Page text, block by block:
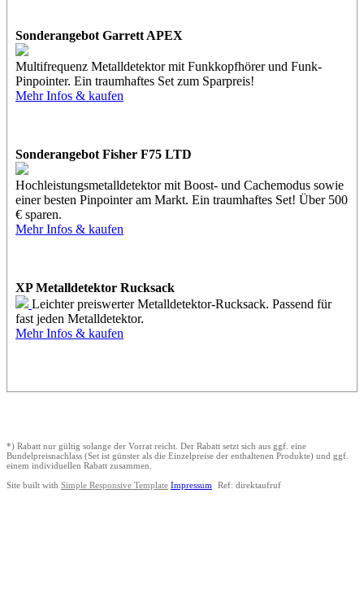
Sonderangebot Garrett APEX
Multifrequenz Metalldetektor mit Funkkopfhörer und Funk-
Pinpointer. Ein traumhaftes Set zum Sparpreis!
Mehr Infos & kaufen
Sonderangebot Fisher F75 LTD
Hochleistungsmetalldetektor mit Boost- und Cachemodus sowie
einer besten Pinpointer am Markt. Ein traumhaftes Set! Über 500
€ sparen.
Mehr Infos & kaufen
XP Metalldetektor Rucksack
Leichter preiswerter Metalldetektor-Rucksack. Passend für
fast jeden Metalldetektor.
Mehr Infos & kaufen
*) Rabatt nur gültig solange der Vorrat reicht. Der Rabatt setzt sich aus ggf. eine
Bundelpreisnachlass (Set ist günster als die Einzelpreise der enthaltenen Produkte) und ggf.
einem individuellen Rabatt zusammen.
Site built with Simple Responsive Template Impressum Ref: direktaufruf